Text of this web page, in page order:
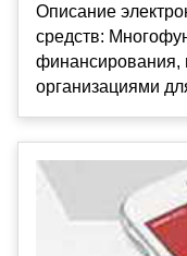
Описание
средств:
финансирования,
организациями